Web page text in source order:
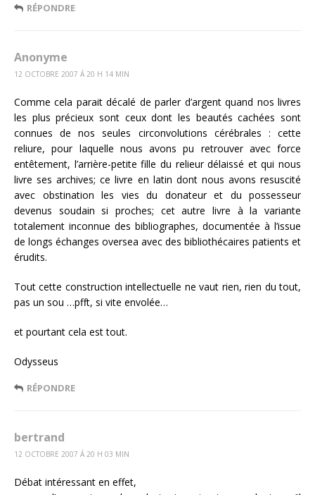
RÉPONDRE
Anonyme
12 OCTOBRE 2007 Á 20 H 14 MIN
Comme cela parait décalé de parler d’argent quand nos livres
les plus précieux sont ceux dont les beautés cachées sont
connues de nos seules circonvolutions cérébrales : cette
reliure, pour laquelle nous avons pu retrouver avec force
entêtement, l’arrière-petite fille du relieur délaissé et qui nous
livre ses archives; ce livre en latin dont nous avons resuscité
avec obstination les vies du donateur et du possesseur
devenus soudain si proches; cet autre livre à la variante
totalement inconnue des bibliographes, documentée à l’issue
de longs échanges oversea avec des bibliothécaires patients et
érudits.
Tout cette construction intellectuelle ne vaut rien, rien du tout,
pas un sou …pfft, si vite envolée…
et pourtant cela est tout.
Odysseus
RÉPONDRE
bertrand
12 OCTOBRE 2007 Á 20 H 03 MIN
Débat intéressant en effet,